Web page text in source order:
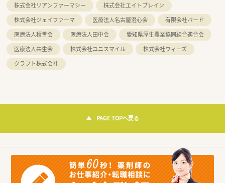
株式会社リアンファーマシー
株式会社エイトブレイン
株式会社ジェイファーマ
医療法人名古屋澄心会
有限会社バード
医療法人積善会
医療法人田中会
愛知県厚生農業協同組合連合会
医療法人共生会
株式会社ユニスマイル
株式会社ウィーズ
クラフト株式会社
PAGE TOPへ戻る